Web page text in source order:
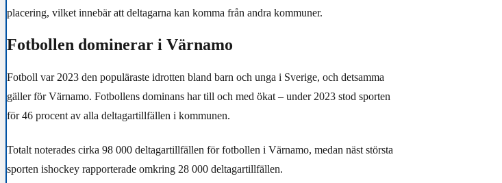
placering, vilket innebär att deltagarna kan komma från andra kommuner.
Fotbollen dominerar i Värnamo
Fotboll var 2023 den populäraste idrotten bland barn och unga i Sverige, och detsamma
gäller för Värnamo. Fotbollens dominans har till och med ökat – under 2023 stod sporten
för 46 procent av alla deltagartillfällen i kommunen.
Totalt noterades cirka 98 000 deltagartillfällen för fotbollen i Värnamo, medan näst största
sporten ishockey rapporterade omkring 28 000 deltagartillfällen.